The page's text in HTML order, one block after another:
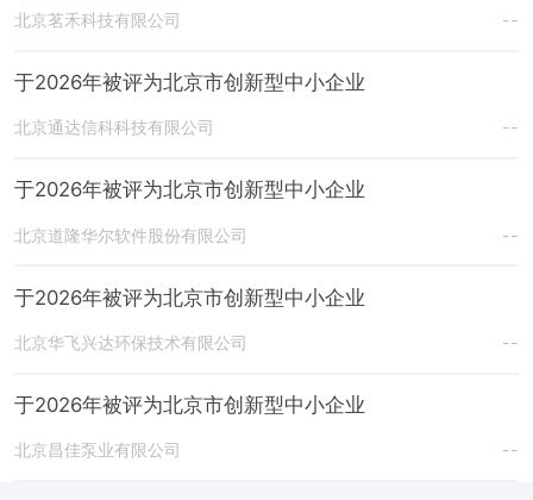
北京茗禾科技有限公司 --
于2026年被评为北京市创新型中小企业
北京通达信科科技有限公司 --
于2026年被评为北京市创新型中小企业
北京道隆华尔软件股份有限公司 --
于2026年被评为北京市创新型中小企业
北京华飞兴达环保技术有限公司 --
于2026年被评为北京市创新型中小企业
北京昌佳泵业有限公司 --